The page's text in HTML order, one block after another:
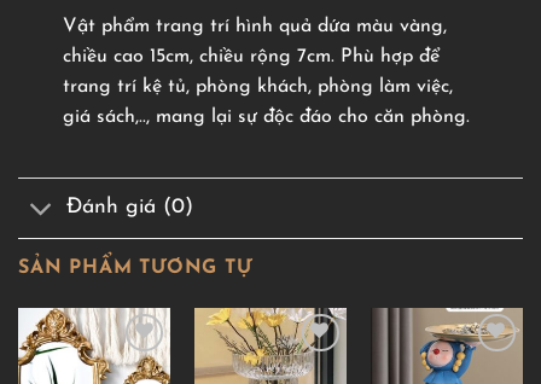
Vật phẩm trang trí hình quả dứa màu vàng,
chiều cao 15cm, chiều rộng 7cm. Phù hợp để
trang trí kệ tủ, phòng khách, phòng làm việc,
giá sách,.., mang lại sự độc đáo cho căn phòng.
Đánh giá (0)
SẢN PHẨM TƯƠNG TỰ